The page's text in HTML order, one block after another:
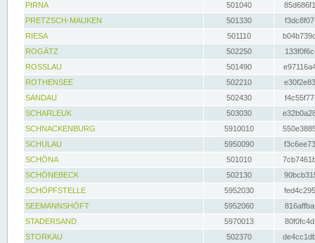
PIRNA
501040
PRETZSCH-MAUKEN
501330
RIESA
501110
ROGÄTZ
502250
ROSSLAU
501490
ROTHENSEE
502210
SANDAU
502430
SCHARLEUK
503030
SCHNACKENBURG
5910010
SCHULAU
5950090
SCHÖNA
501010
SCHÖNEBECK
502130
SCHÖPFSTELLE
5952030
SEEMANNSHÖFT
5952060
STADERSAND
5970013
STORKAU
502370